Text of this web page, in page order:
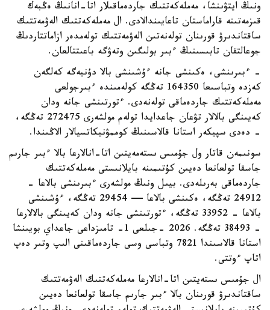
ونىڭ ايتۋىنشا، مەملەكەتتىك جاردەماقىلار اتا-انانىڭ ەڭبەك
قىزمەتىنە قاراماستان تاعايىندالادى. ال مەملەكەتتىك الەۋمەتتىك
ساقتاندىرۋ قورىنان تولەنەتىن الەۋمەتتىك تولەمدەر ازاماتتاردىڭ
جوعالتقان تابىسىنىڭ ءبىر بولىگىن وتەۋگە باعىتتالعان.
- ءبىرىنشى، ەكىنشى جانە ءۇشىنشى بالا دۇنيەگە كەلگەن
كەزدە وتباسىعا 164350 تەڭگە كولەمىندە ءبىرجولعى
مەملەكەتتىك جاردەماقى تولەنەدى. ءتورتىنشى جانە ودان
كەيىنگى بالالار تۋعان جاعدايدا تولەم مولشەرى 272475 تەڭگە،
- دەدى سپيكەر استانا قالاسىنىڭ كوممۋنيكاتسيالار الاڭىندا.
سونىمەن قاتار ول جۇمىس ىستەمەيتىن اتا-انالارعا بالا ءبىر جارىم
جاسقا تولعانعا دەيىن كۇتىمىنە بايلانىستى مەملەكەتتىك
جاردەماقى بەرىلەدى. بيىل ونىڭ مولشەرى ءبىرىنشى بالاعا -
24912 تەڭگە، ەكىنشى بالاعا — 29454 تەڭگە، ءۇشىنشى
بالاعا - 33952 تەڭگە، ءتورتىنشى جانە ودان كەيىنگى بالالارعا
- 38493 تەڭگە. 2026 -جىلعى 1- تامىزداعى جاعداي بويىنشا
استانا قالاسىندا 7821 وتباسى وسى جاردەماقىنى الىپ وتىر دەپ
اتاپ ءوتتى.
ال جۇمىس ىستەيتىن اتا-انالارعا مەملەكەتتىك الەۋمەتتىك
ساقتاندىرۋ قورىنان بالا ءبىر جارىم جاسقا تولعانعا دەيىن